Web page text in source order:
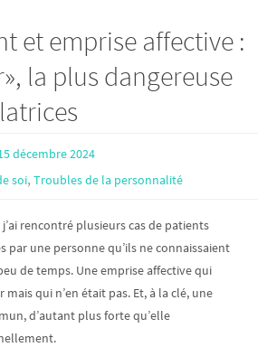
et emprise affective :
la plus dangereuse
décembre 2024
soi,Troubles de la personnalité
rencontré plusieurs cas de patients
une personne qu’ils ne connaissaient
de temps. Une emprise affective qui
mais qui n’en était pas. Et, à la clé, une
d’autant plus forte qu’elle